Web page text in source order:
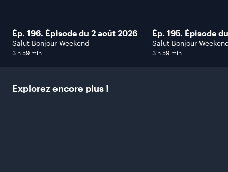
Ép. 196. Épisode du 2 août 2026
Salut Bonjour Weekend
3 h 59 min
Ép. 195. Épisode
Salut Bonjour
3 h 59 min
Explorez encore plus !